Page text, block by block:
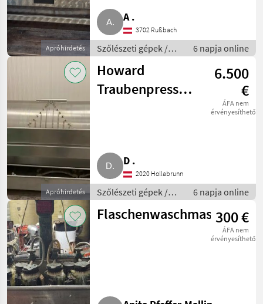
Apróhirdetés
A .
3702 Rußbach
Szőlészeti gépek /
Pincészeti gépek
6 napja online
Apróhirdetés
Howard
Traubenpresse
6.500
€
ÁFA nem
érvényesíthető
D .
2020 Hollabrunn
Szőlészeti gépek /
Pincészeti gépek
6 napja online
Flaschenwaschmaschine
300 €
ÁFA nem
érvényesíthető